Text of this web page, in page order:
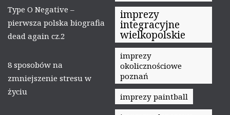
Type O Negative –
pierwsza polska biografia
dead again cz.2
8 sposobów na
zmniejszenie stresu w
życiu
imprezy
integracyjne
wielkopolskie
imprezy
okolicznościowe
poznań
imprezy paintball